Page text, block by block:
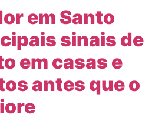
em Santo
sinais de
em casas e
antes que o